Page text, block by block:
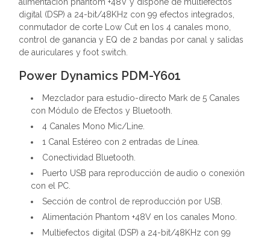
digital (DSP) a 24-bit/48KHz con 99 efectos integrados,
conmutador de corte Low Cut en los 4 canales mono,
control de ganancia y EQ de 2 bandas por canal y salidas
de auriculares y foot switch.
Power Dynamics PDM-Y601
Mezclador para estudio-directo Mark de 5 Canales
con Módulo de Efectos y Bluetooth.
4 Canales Mono Mic/Line.
1 Canal Estéreo con 2 entradas de Línea.
Conectividad Bluetooth.
Puerto USB para reproducción de audio o conexión
con el PC.
Sección de control de reproducción por USB.
Alimentación Phantom +48V en los canales Mono.
Multiefectos digital (DSP) a 24-bit/48KHz con 99